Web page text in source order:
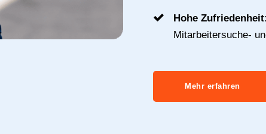
Hohe Zufriedenheit:
Mitarbeitersuche-
Mehr erfahren